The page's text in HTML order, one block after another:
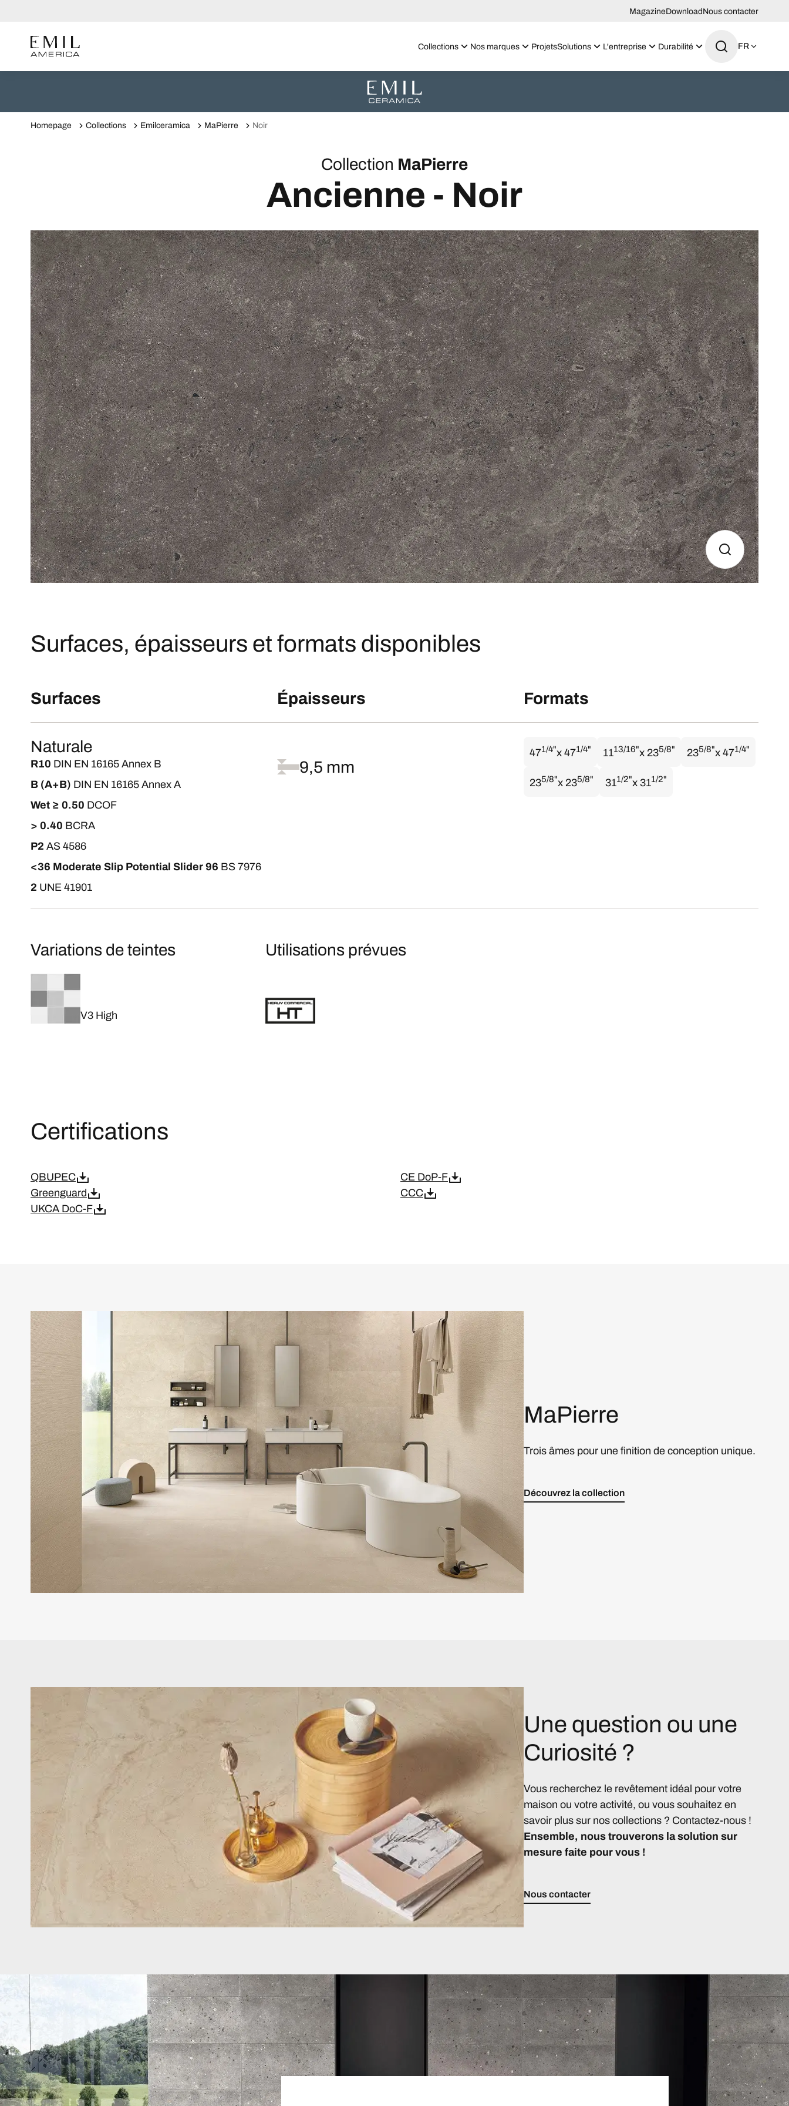
MagazineDownloadNous contacter
Collections Nos marques ProjetsSolutions L'entreprise Durabilité FR
Homepage Collections Emilceramica MaPierre Noir
Collection MaPierre
Ancienne - Noir
Surfaces, épaisseurs et formats disponibles
Surfaces Épaisseurs Formats
Naturale
R10 DIN EN 16165 Annex B
B (A+B) DIN EN 16165 Annex A
Wet ≥ 0.50 DCOF
> 0.40 BCRA
P2 AS 4586
<36 Moderate Slip Potential Slider 96 BS 7976
2 UNE 41901
9,5 mm
471/4"x 471/4" 1113/16"x 235/8" 235/8"x 471/4"
235/8"x 235/8" 311/2"x 311/2"
Variations de teintes
V3 High
Utilisations prévues
Certifications
QBUPEC
CE DoP-F
Greenguard
CCC
UKCA DoC-F
MaPierre
Trois âmes pour une finition de conception unique.
Découvrez la collection
Une question ou une
Curiosité ?
Vous recherchez le revêtement idéal pour votre
maison ou votre activité, ou vous souhaitez en
savoir plus sur nos collections ? Contactez-nous !
Ensemble, nous trouverons la solution sur
mesure faite pour vous !
Nous contacter